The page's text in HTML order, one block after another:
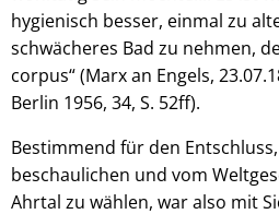
hygienisch besser, einmal zu
schwächeres Bad zu nehmen,
corpus“ (Marx an Engels,
Berlin 1956, 34, S. 52ff).
Bestimmend für den
beschaulichen und vom
Ahrtal zu wählen, war also mit